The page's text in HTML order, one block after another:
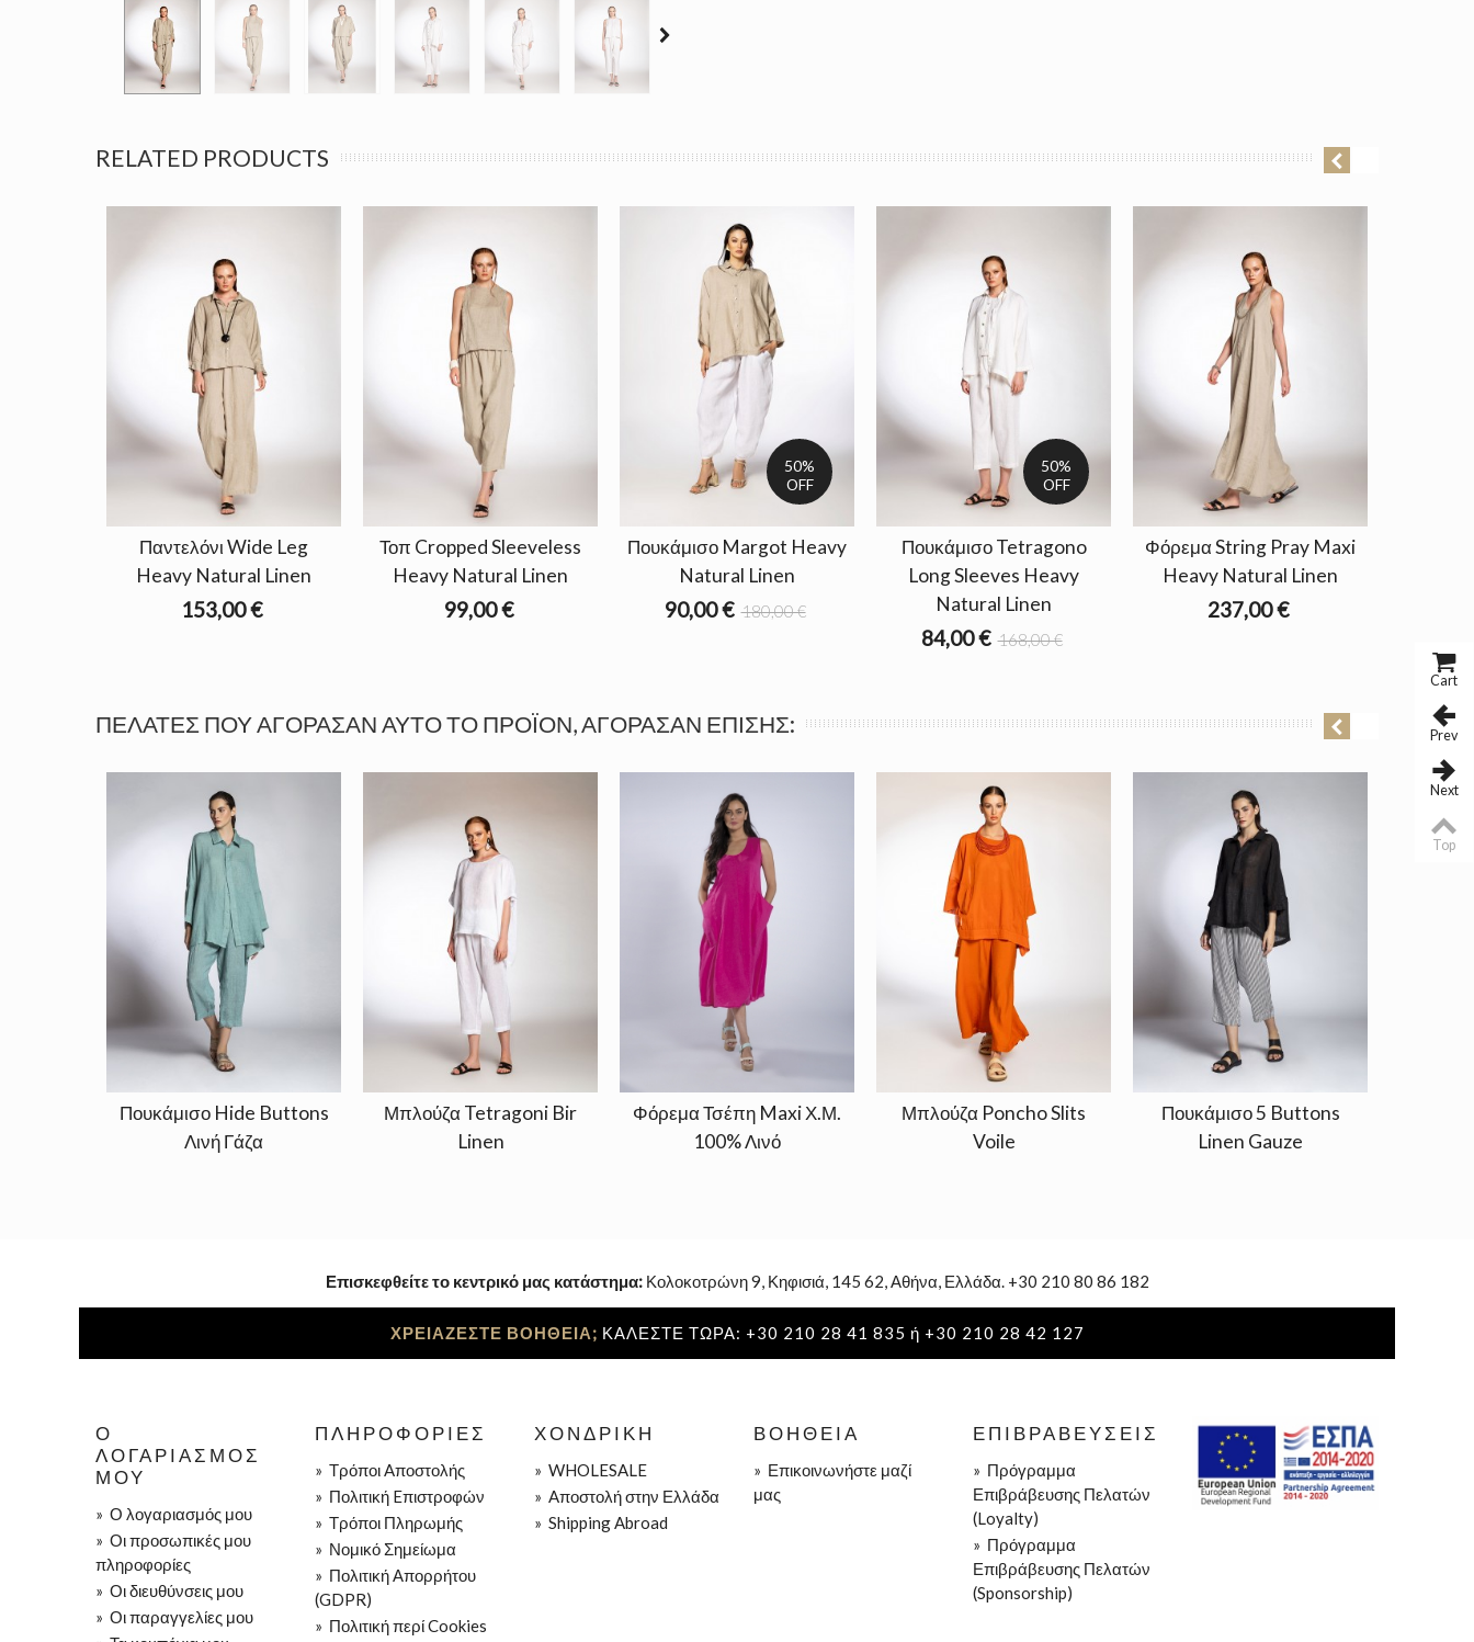
RELATED PRODUCTS
Παντελόνι Wide Leg
Heavy Natural Linen
153,00 €
Τοπ Cropped Sleeveless
Heavy Natural Linen
99,00 €
50%
OFF
Πουκάμισο Margot Heavy
Natural Linen
90,00 € 180,00 €
50%
OFF
Πουκάμισο Tetragono
Long Sleeves Heavy
Natural Linen
84,00 € 168,00 €
Φόρεμα String Pray Maxi
Heavy Natural Linen
237,00 €
ΠΕΛΆΤΕΣ ΠΟΥ ΑΓΌΡΑΣΑΝ ΑΥΤΌ ΤΟ ΠΡΟΪΌΝ, ΑΓΌΡΑΣΑΝ ΕΠΊΣΗΣ:
Πουκάμισο Hide Buttons
Λινή Γάζα
Μπλούζα Tetragoni Bir
Linen
Φόρεμα Τσέπη Maxi Χ.Μ.
100% Λινό
Μπλούζα Poncho Slits
Voile
Πουκάμισο 5 Buttons
Linen Gauze
Επισκεφθείτε το κεντρικό μας κατάστημα:Κολοκοτρώνη 9, Κηφισιά, 145 62, Αθήνα, Ελλάδα. +30 210 80 86 182
ΧΡΕΙΑΖΕΣΤΕ ΒΟΗΘΕΙΑ; ΚΑΛΕΣΤΕ ΤΩΡΑ: +30 210 28 41 835 ή +30 210 28 42 127
Ο
ΛΟΓΑΡΙΑΣΜΌΣ
ΜΟΥ
» Ο λογαριασμός μου
» Οι προσωπικές μου
πληροφορίες
» Οι διευθύνσεις μου
» Οι παραγγελίες μου
ΠΛΗΡΟΦΟΡΊΕΣ
» Τρόποι Aποστολής
» Πολιτική Eπιστροφών
» Τρόποι Πληρωμής
» Νομικό Σημείωμα
» Πολιτική Απορρήτου
(GDPR)
» Πολιτική περί Cookies
ΧΟΝΔΡΙΚΉ
» WHOLESALE
» Aποστολή στην Ελλάδα
» Shipping Abroad
ΒΟΉΘΕΙΑ
» Επικοινωνήστε μαζί
μας
ΕΠΙΒΡΑΒΕΎΣΕΙΣ
» Πρόγραμμα
Επιβράβευσης Πελατών
(Loyalty)
» Πρόγραμμα
Επιβράβευσης Πελατών
(Sponsorship)
Cart
Prev
Next
Top